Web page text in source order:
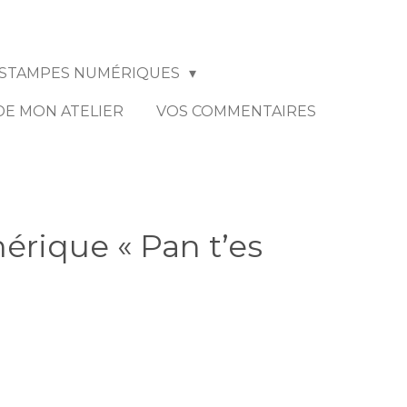
NUMÉRIQUES
MON ATELIER VOS COMMENTAIRES
« Pan t’es